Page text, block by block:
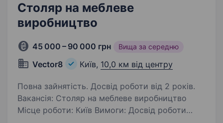
Столяр на меблеве
виробництво
45 000 – 90 000 грн Вища за середню
Vector8 Київ, 10,0 км від центру
Повна зайнятість. Досвід роботи від 2 років.
Вакансія: Столяр на меблеве виробництво
Місце роботи: Київ Вимоги: Досвід роботи